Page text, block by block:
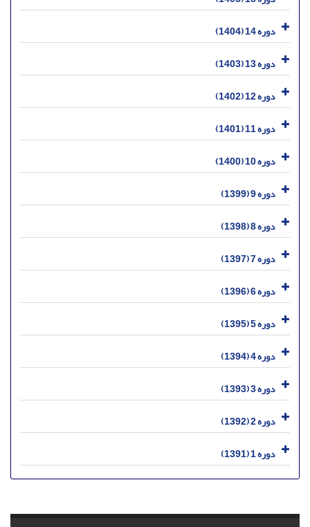
دوره 14 (1404)
دوره 13 (1403)
دوره 12 (1402)
دوره 11 (1401)
دوره 10 (1400)
دوره 9 (1399)
دوره 8 (1398)
دوره 7 (1397)
دوره 6 (1396)
دوره 5 (1395)
دوره 4 (1394)
دوره 3 (1393)
دوره 2 (1392)
دوره 1 (1391)